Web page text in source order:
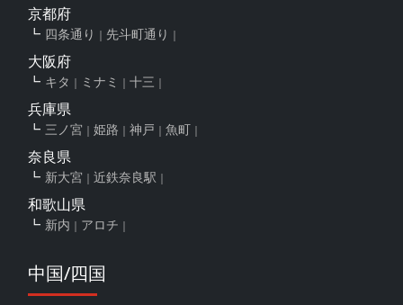
京都府
四条通り 先斗町通り
大阪府
キタ ミナミ 十三
兵庫県
三ノ宮 姫路 神戸 魚町
奈良県
新大宮 近鉄奈良駅
和歌山県
新内 アロチ
中国/四国